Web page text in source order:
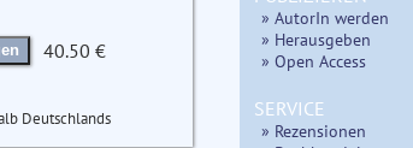
40.50 €
Deutschlands
» AutorIn werden
» Herausgeben
» Open Access
SERVICE
» Rezensionen